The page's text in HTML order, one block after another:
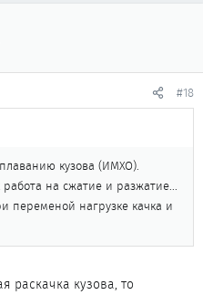
#18
кузова (ИМХО).
на сжатие и разжатие...
переменой нагрузке качка и
раскачка кузова, то